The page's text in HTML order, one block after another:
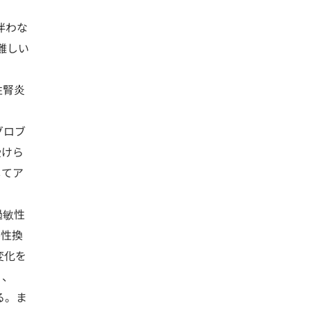
わな
しい
炎
ロブ
ら
ア
性
換
を
ま